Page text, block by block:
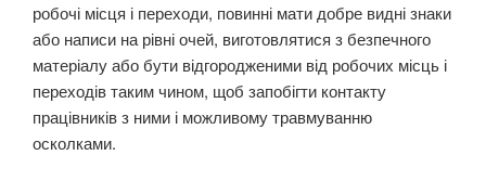
робочі місця і переходи, повинні мати добре видні знаки
або написи на рівні очей, ви­готовлятися з безпечного
матеріалу або бути відгородженими від робочих місць і
переходів таким чином, щоб запобігти контакту
працівників з ними і можливому травмуванню
осколками.